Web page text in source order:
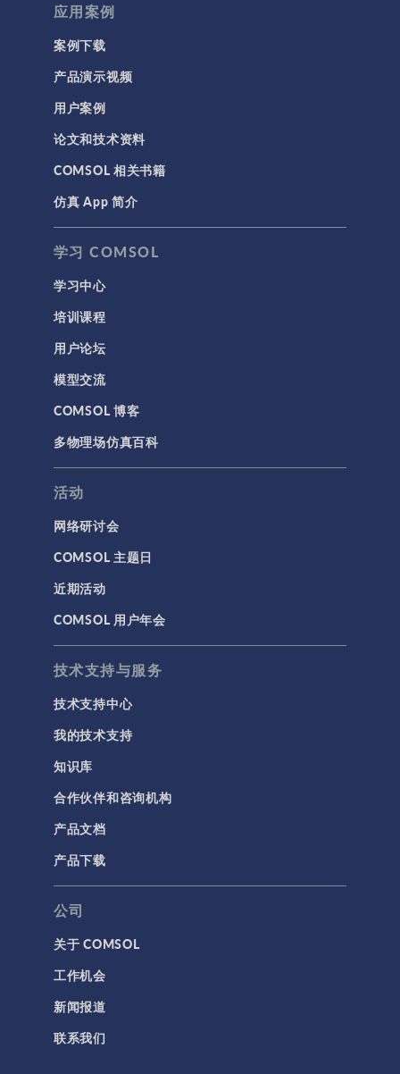
应用案例
案例下载
产品演示视频
用户案例
论文和技术资料
COMSOL 相关书籍
仿真 App 简介
学习 COMSOL
学习中心
培训课程
用户论坛
模型交流
COMSOL 博客
多物理场仿真百科
活动
网络研讨会
COMSOL 主题日
近期活动
COMSOL 用户年会
技术支持与服务
技术支持中心
我的技术支持
知识库
合作伙伴和咨询机构
产品文档
产品下载
公司
关于 COMSOL
工作机会
新闻报道
联系我们